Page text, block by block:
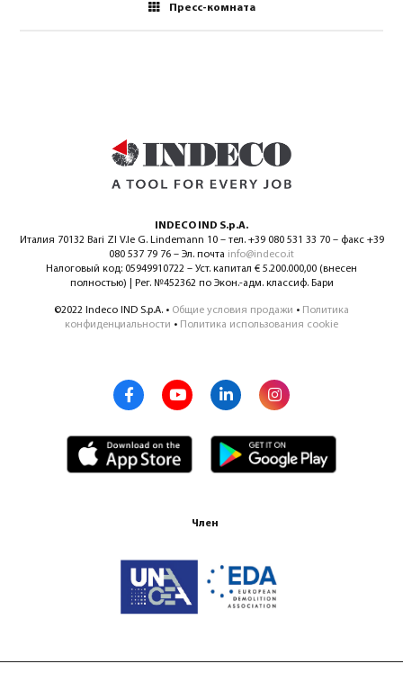
Пресс-комната
INDECO IND S.p.A.
Италия 70132 Bari ZI V.le G. Lindemann 10 – тел. +39 080 531 33 70 – факс +39
080 537 79 76 – Эл. почта info@indeco.it
Налоговый код: 05949910722 – Уст. капитал € 5.200.000,00 (внесен
полностью) | Рег. №452362 по Экон.-адм. классиф. Бари
©2022 Indeco IND S.p.A. • Общие условия продажи • Политика
конфиденциальности • Политика использования cookie
Член